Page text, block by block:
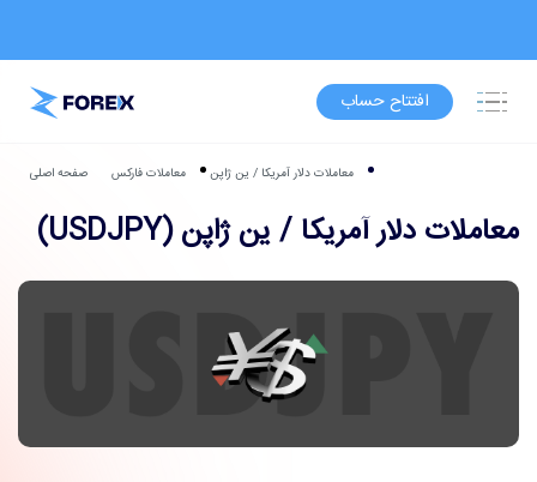
افتتاح حساب
صفحه اصلی معاملات فارکس معاملات دلار آمریکا / ین ژاپن
معاملات دلار آمریکا / ین ژاپن (USDJPY)